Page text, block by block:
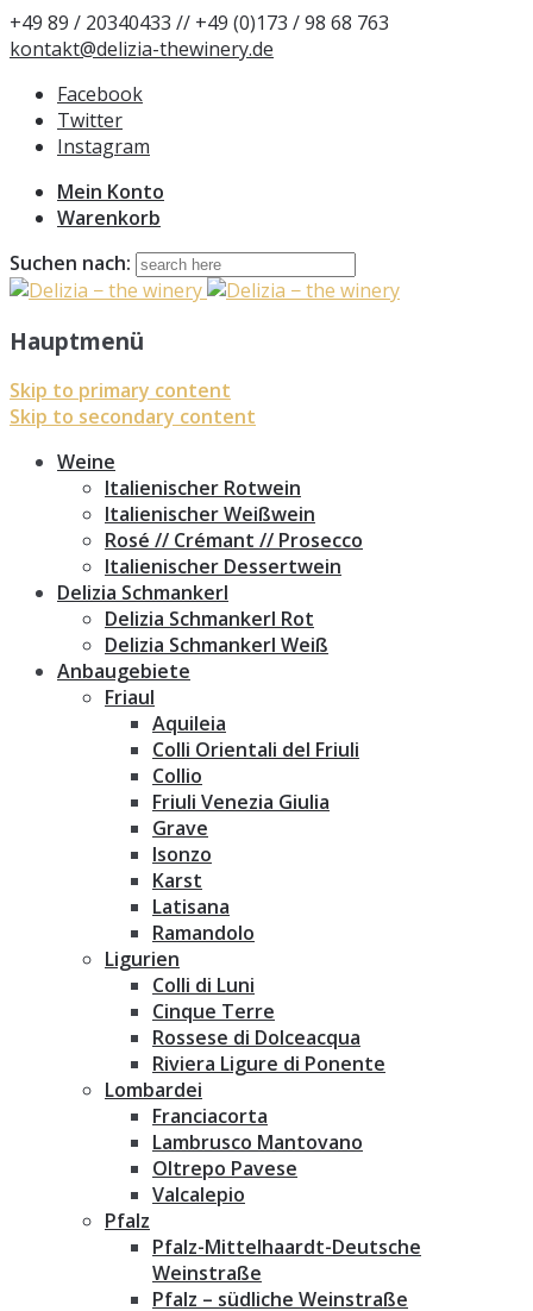
+49 89 / 20340433 // +49 (0)173 / 98 68 763
kontakt@delizia-thewinery.de
Facebook
Twitter
Instagram
Mein Konto
Warenkorb
Suchen nach:
Hauptmenü
Skip to primary content
Skip to secondary content
Weine
Italienischer Rotwein
Italienischer Weißwein
Rosé // Crémant // Prosecco
Italienischer Dessertwein
Delizia Schmankerl
Delizia Schmankerl Rot
Delizia Schmankerl Weiß
Anbaugebiete
Friaul
Aquileia
Colli Orientali del Friuli
Collio
Friuli Venezia Giulia
Grave
Isonzo
Karst
Latisana
Ramandolo
Ligurien
Colli di Luni
Cinque Terre
Rossese di Dolceacqua
Riviera Ligure di Ponente
Lombardei
Franciacorta
Lambrusco Mantovano
Oltrepo Pavese
Valcalepio
Pfalz
Pfalz-Mittelhaardt-Deutsche
Weinstraße
Pfalz – südliche Weinstraße